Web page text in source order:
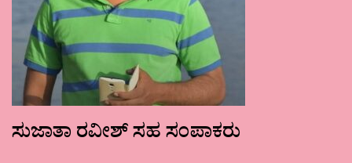
ಸುಜಾತಾ ರವೀಶ್ ಸಹ ಸಂಪಾಕರು